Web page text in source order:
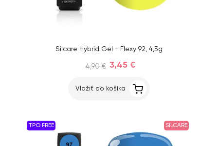
Silcare Hybrid Gel - Flexy 92, 4,5g
4,90 € 3,45 €
Vložiť do košíka
TPO FREE SILCARE